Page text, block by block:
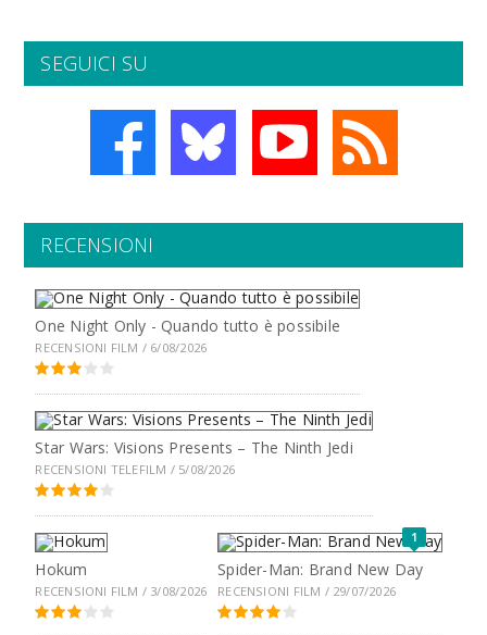
SEGUICI SU
RECENSIONI
One Night Only - Quando tutto è possibile
RECENSIONI FILM / 6/08/2026
Star Wars: Visions Presents – The Ninth Jedi
RECENSIONI TELEFILM / 5/08/2026
Hokum
RECENSIONI FILM / 3/08/2026
1
Spider-Man: Brand New Day
RECENSIONI FILM / 29/07/2026